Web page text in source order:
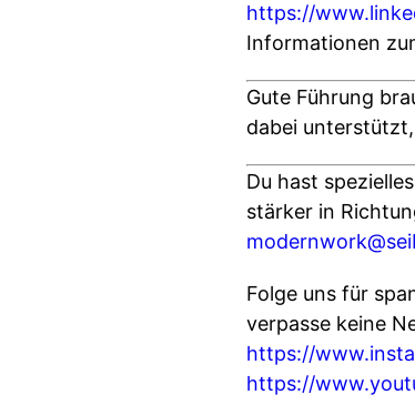
https://
Informationen
Gute Führung
dabei
Du hast
stärker in
Folge uns für
verpasse keine
https://
https://